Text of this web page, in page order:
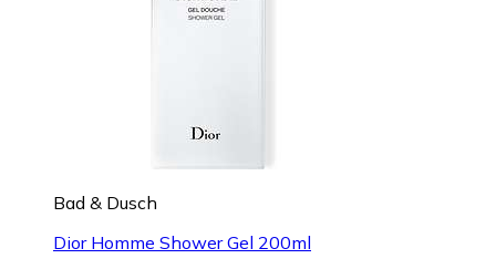
Bad & Dusch
Dior Homme Shower Gel 200ml